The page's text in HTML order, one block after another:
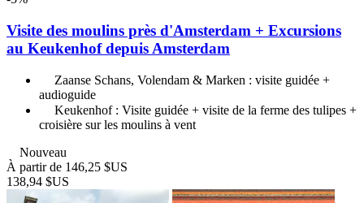
Visite des moulins près d'Amsterdam + Excursions
au Keukenhof depuis Amsterdam
Zaanse Schans, Volendam & Marken : visite guidée +
audioguide
Keukenhof : Visite guidée + visite de la ferme des tulipes +
croisière sur les moulins à vent
Nouveau
À partir de 146,25 $US
138,94 $US